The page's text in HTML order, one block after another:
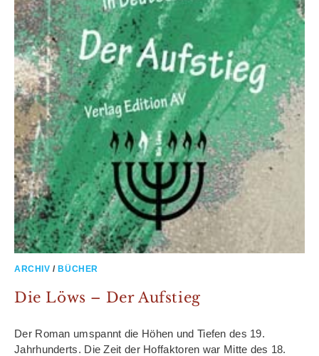
ARCHIV /BÜCHER
Die Löws – Der Aufstieg
Der Roman umspannt die Höhen und Tiefen des 19.
Jahrhunderts. Die Zeit der Hoffaktoren war Mitte des 18.